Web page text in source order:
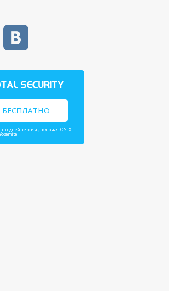
Twitter
БЕСПЛАТНО
поздней версии, включая OS X